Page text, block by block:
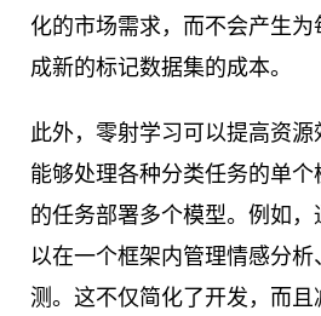
化的市场需求，而不会产生
成新的标记数据集的成本。
此外，零射学习可以提高资
能够处理各种分类任务的单个
的任务部署多个模型。例如
以在一个框架内管理情感分
测。这不仅简化了开发，而